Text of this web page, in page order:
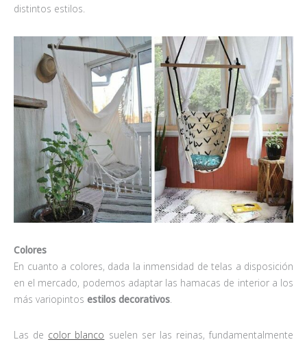
distintos estilos.
Colores
En cuanto a colores, dada la inmensidad de telas a disposición
en el mercado, podemos adaptar las hamacas de interior a los
más variopintos estilos decorativos.
Las de color blanco suelen ser las reinas, fundamentalmente